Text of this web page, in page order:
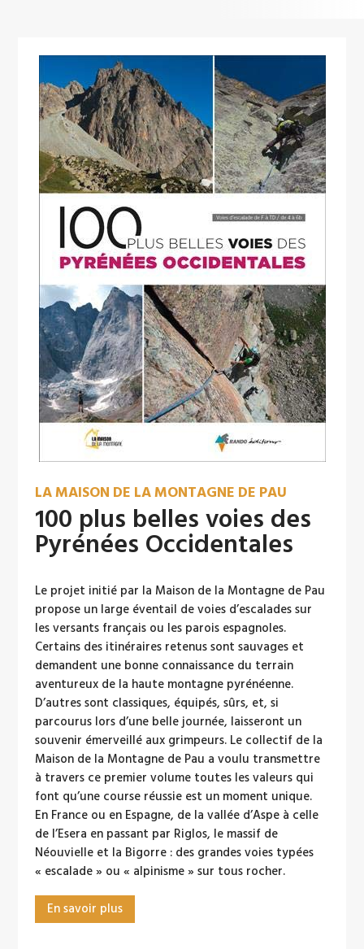
LA MAISON DE LA MONTAGNE DE PAU
100 plus belles voies des
Pyrénées Occidentales
Le projet initié par la Maison de la Montagne de Pau
propose un large éventail de voies d’escalades sur
les versants français ou les parois espagnoles.
Certains des itinéraires retenus sont sauvages et
demandent une bonne connaissance du terrain
aventureux de la haute montagne pyrénéenne.
D’autres sont classiques, équipés, sûrs, et, si
parcourus lors d’une belle journée, laisseront un
souvenir émerveillé aux grimpeurs. Le collectif de la
Maison de la Montagne de Pau a voulu transmettre
à travers ce premier volume toutes les valeurs qui
font qu’une course réussie est un moment unique.
En France ou en Espagne, de la vallée d’Aspe à celle
de l’Esera en passant par Riglos, le massif de
Néouvielle et la Bigorre : des grandes voies typées
« escalade » ou « alpinisme » sur tous rocher.
En savoir plus